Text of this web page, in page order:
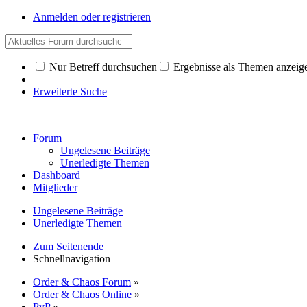
Anmelden oder registrieren
Nur Betreff durchsuchen Ergebnisse als Themen
Erweiterte Suche
Forum
Ungelesene Beiträge
Unerledigte Themen
Dashboard
Mitglieder
Ungelesene Beiträge
Unerledigte Themen
Zum Seitenende
Schnellnavigation
Order & Chaos Forum »
Order & Chaos Online »